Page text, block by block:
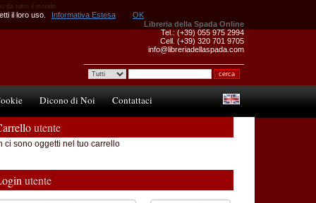
da tutto il mondo
Libreria della Spada Online
Tel.: (+39) 055 975 2994
Cell. (+39) 320 701 9705
info@libreriadellaspada.com
Dicono di Noi Contattaci
utente
ci sono oggetti nel tuo carrello
utente
il loro uso. Informativa Estesa OK